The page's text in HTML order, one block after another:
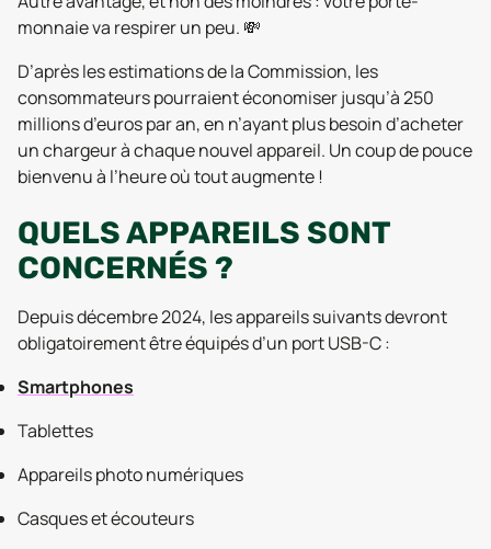
monnaie va respirer un peu. 💸
D’après les estimations de la Commission, les
consommateurs pourraient économiser jusqu’à 250
millions d’euros par an, en n’ayant plus besoin d’acheter
un chargeur à chaque nouvel appareil. Un coup de pouce
bienvenu à l’heure où tout augmente !
QUELS APPAREILS SONT
CONCERNÉS ?
Depuis décembre 2024, les appareils suivants devront
obligatoirement être équipés d’un port USB-C :
Smartphones
Tablettes
Appareils photo numériques
Casques et écouteurs